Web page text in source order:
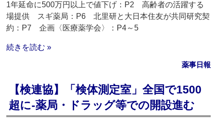
1年延命に500万円以上で値下げ：P2 高齢者の活躍する
場提供 スギ薬局：P6 北里研と大日本住友が共同研究契
約：P7 企画〈医療薬学会〉：P4～5
続きを読む »
薬事日報
【検連協】「検体測定室」全国で1500
超に‐薬局・ドラッグ等での開設進む